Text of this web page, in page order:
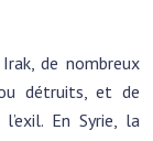
de nombreux
détruits, et de
En Syrie, la